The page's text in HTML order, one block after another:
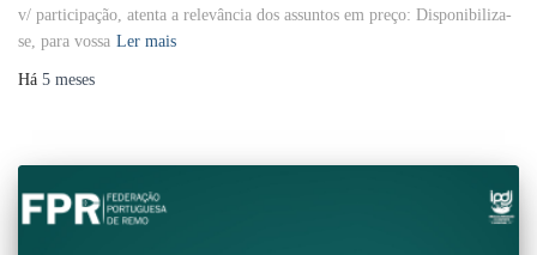
v/ participação, atenta a relevância dos assuntos em preço: Disponibiliza-
se, para vossa Ler mais
Há 5 meses